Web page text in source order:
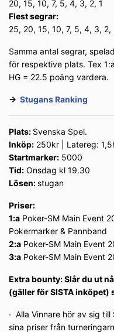
20, 15, 10, 7, 5, 4, 3, 2, 1
Flest segrar:
25, 20, 15, 10, 7, 5, 4, 3, 2,
Samma antal segrar,
för respektive plats. Tex
HG = 22.5 poäng vardera.
→ Stugans Ranking
Plats: Svenska Spel.
Inköp: 250kr | Latereg:
Startmarker: 5000
Tid: Onsdag kl 19.30
Lösen:stugan
Priser:
1:a Poker-SM Main Event
Pokermarker & Pannband
2:a Poker-SM Main Event
3:a Poker-SM Main Event
Extra bounty: Slår du ut
(gäller för SISTA inköpet)
∙ Alla Vinnare hör av sig
sina priser från